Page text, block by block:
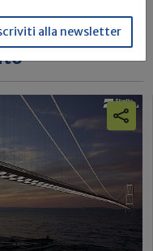
alla newsletter